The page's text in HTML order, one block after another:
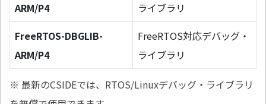
ARM/P4
ライブラリ
FreeRTOS-DBGLIB-
ARM/P4
FreeRTOS対応デバッグ・
ライブラリ
※ 最新のCSIDEでは、RTOS/Linuxデバッグ・ライブラリ